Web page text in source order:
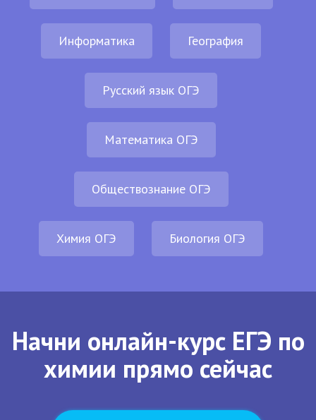
Информатика География
Русский язык ОГЭ
Математика ОГЭ
Обществознание ОГЭ
Химия ОГЭ Биология ОГЭ
Начни онлайн-курс ЕГЭ по
химии прямо сейчас